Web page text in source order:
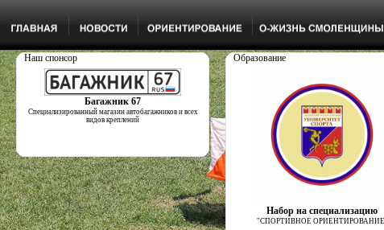
Наш спонсор
Багажник 67
Специализированный магазин автобагажников и всех
видов креплений
Образование
Набор на специализацию
"СПОРТИВНОЕ